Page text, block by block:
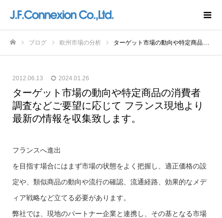
ブログ 欧州市場の分析 ターゲット市場の動向や特定商品の消費者調査などご要望に応じて フランス現地より最新の情報を収集致します。
2012.06.13 2024.01.26
ターゲット市場の動向や特定商品の消費者
調査などご要望に応じて フランス現地より
最新の情報を収集致します。
フランスへ進出
を目指す場合にはまず市場の状態をよく把握し、適正価格の設
定や、類似商品の動向や流行の確認、流通経路、効果的なメデ
ィア戦略など立てる必要があります。
弊社では、現地のパートナー企業と連携し、その基となる市場